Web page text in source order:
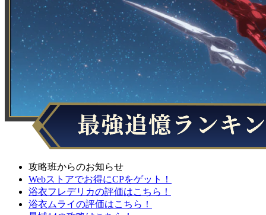
攻略班からのお知らせ
Webストアでお得にCPをゲット！
浴衣フレデリカの評価はこちら！
浴衣ムライの評価はこちら！